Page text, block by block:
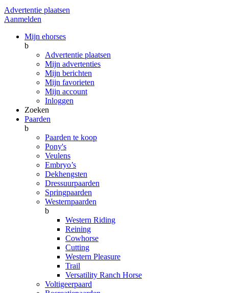
Advertentie plaatsen
Aanmelden
Mijn ehorses
b
Advertentie plaatsen
Mijn advertenties
Mijn berichten
Mijn favorieten
Mijn account
Inloggen
Zoeken
Paarden
b
Paarden te koop
Pony's
Veulens
Embryo’s
Dekhengsten
Dressuurpaarden
Springpaarden
Westernpaarden
b
Western Riding
Reining
Cowhorse
Cutting
Western Pleasure
Trail
Versatility Ranch Horse
Voltigeerpaard